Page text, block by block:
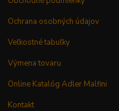
Ochrana osobných údajov
Veľkostné tabuľky
Výmena tovaru
Online Katalóg Adler Malfini
Kontakt